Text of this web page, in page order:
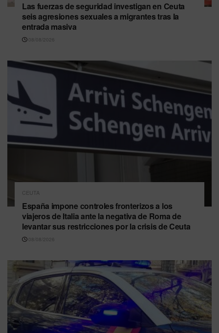
Las fuerzas de seguridad investigan en Ceuta
seis agresiones sexuales a migrantes tras la
entrada masiva
08/08/2026
CEUTA
España impone controles fronterizos a los
viajeros de Italia ante la negativa de Roma de
levantar sus restricciones por la crisis de Ceuta
08/08/2026